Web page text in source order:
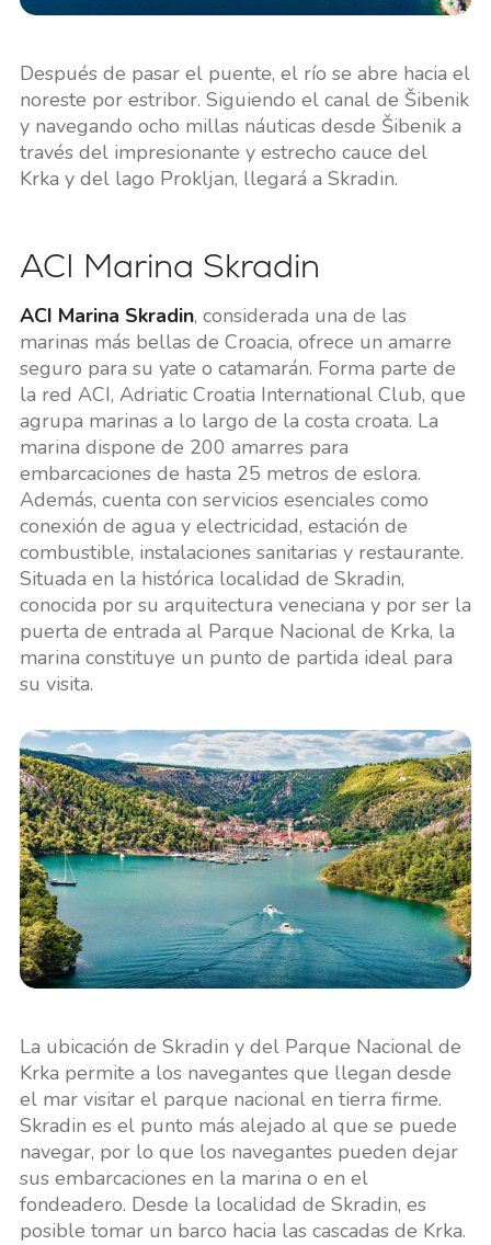
Después de pasar el puente, el río se abre hacia el
noreste por estribor. Siguiendo el canal de Šibenik
y navegando ocho millas náuticas desde Šibenik a
través del impresionante y estrecho cauce del
Krka y del lago Prokljan, llegará a Skradin.
ACI Marina Skradin
ACI Marina Skradin, considerada una de las
marinas más bellas de Croacia, ofrece un amarre
seguro para su yate o catamarán. Forma parte de
la red ACI, Adriatic Croatia International Club, que
agrupa marinas a lo largo de la costa croata. La
marina dispone de 200 amarres para
embarcaciones de hasta 25 metros de eslora.
Además, cuenta con servicios esenciales como
conexión de agua y electricidad, estación de
combustible, instalaciones sanitarias y restaurante.
Situada en la histórica localidad de Skradin,
conocida por su arquitectura veneciana y por ser la
puerta de entrada al Parque Nacional de Krka, la
marina constituye un punto de partida ideal para
su visita.
La ubicación de Skradin y del Parque Nacional de
Krka permite a los navegantes que llegan desde
el mar visitar el parque nacional en tierra firme.
Skradin es el punto más alejado al que se puede
navegar, por lo que los navegantes pueden dejar
sus embarcaciones en la marina o en el
fondeadero. Desde la localidad de Skradin, es
posible tomar un barco hacia las cascadas de Krka.